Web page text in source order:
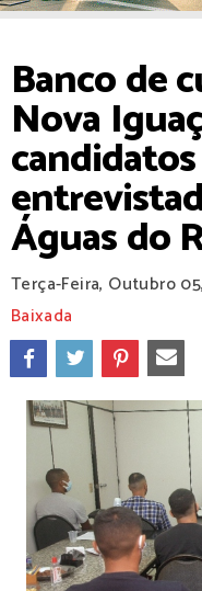
Banco de
Nova
Águas do
Terça-Feira, Outubro
Baixada